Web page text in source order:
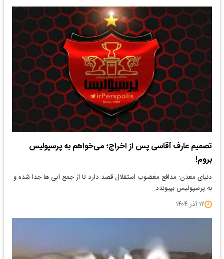
تصمیم عارف آقاسی پس از اخراج؛ می‌خواهم به پرسپولیس
بروم!
دنیای معدن: مدافع مغضوب استقلال قصد دارد تا از جمع آبی ها جدا شده و
به پرسپولیس بپیوندد.
۱۲ آذر ۱۴۰۴